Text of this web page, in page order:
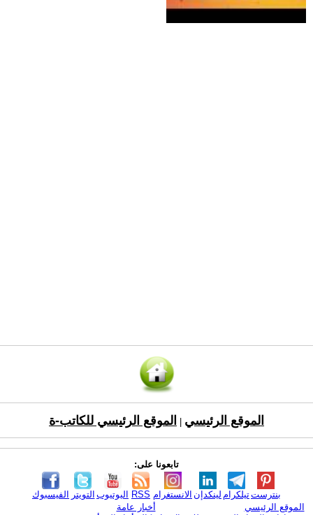
الموقع الرئيسي الموقع الرئيسي للكاتب-ة
تابعونا على:
الفيسبوك التويتر اليوتيوب RSS الانستغرام لينكدإن تيلكرامبنترست
الموقع الرئيسي
أخبار عامة